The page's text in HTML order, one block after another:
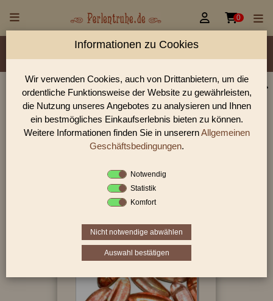
 0
Material/Glassorte Sorte/Form Farbe
Größen
Lochdurchmesser
Perlen Shop für gedrückte Perlen Blüten & Blätter
Früchte
In unserem Perlen Shop finden sie zahlreich gedrückte Perlen
Blüten & Blätter Früchte und viele weiter Glasperlen.
Sie befinden sich in folgender Kategorie:
gedrückte Perlen|Blüten & Blätter
Informationen zu Cookies
Wir verwenden Cookies, auch von Drittanbietern, um die
ordentliche Funktionsweise der Website zu gewährleisten,
die Nutzung unseres Angebotes zu analysieren und Ihnen
ein bestmögliches Einkaufserlebnis bieten zu können.
Weitere Informationen finden Sie in unserernAllgemeinen
Geschäftsbedingungen.
Notwendig
Statistik
Komfort
Nicht notwendige abwählen
Auswahl bestätigen